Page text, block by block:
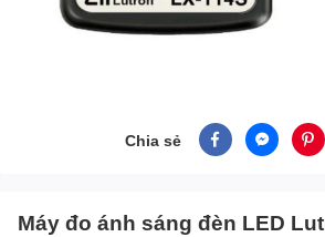
Chia sẻ
Máy đo ánh sáng đèn LED